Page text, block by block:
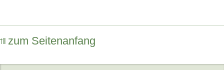
zum Seitenanfang